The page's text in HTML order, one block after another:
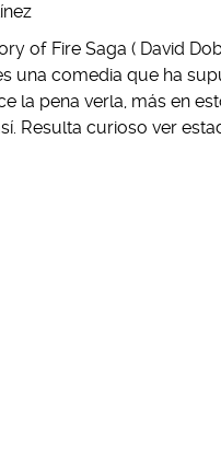
of Fire Saga ( David
una comedia que ha
la pena verla, más en
Resulta curioso ver